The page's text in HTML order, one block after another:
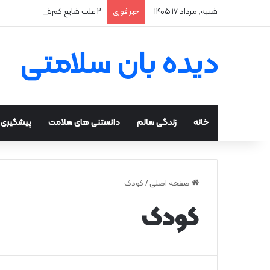
شنبه, مرداد ۱۷ ۱۴۰۵ خبر فوری ۲ علت شایع‌ کم‌شنوایی
دیده بان سلامتی
خانه زندگی سالم دانستنی های سلامت
صفحه اصلی / کودک
کودک